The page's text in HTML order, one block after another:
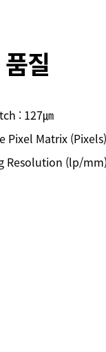
질
: 127㎛
Pixel Matrix
Resolution (lp/